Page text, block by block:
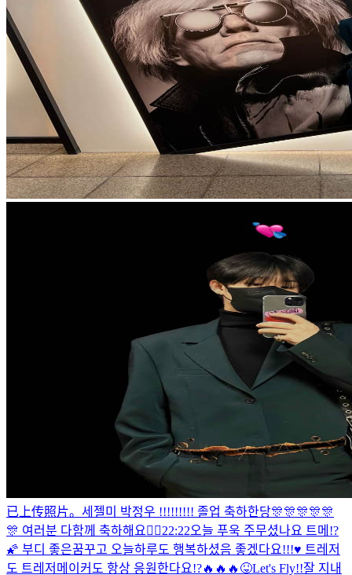
已上传照片。 세젤미 박정우 !!!!!!!!! 졸업 축하한당🎊🎊🎊🎊🎊
🎊 여러분 다함께 축하해요🙆‍♂️22:22오늘 푸욱 주무셨나요 트메!?
🌠 부디 좋은꿈꾸고 오늘하루도 행복하셨음 좋겠다요!!!♥️ 트레저
도 트레저메이커도 항상 응원한다요!?🔥🔥🔥😝Let's Fly!!잘 지내